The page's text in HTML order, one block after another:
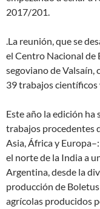
2017/201.
.La reunión, que se
el Centro Nacional de
segoviano de
39 trabajos científicos
Este año la edición ha
trabajos procedentes
Asia, África y
el norte de la India a
Argentina, desde la
producción de
agrícolas producidos